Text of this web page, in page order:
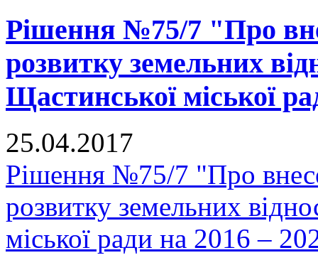
Рішення №75/7 "Про
розвитку земельних
Щастинської міської
25.04.2017
Рішення №75/7 "Про
розвитку земельних
міської ради на 2016 –